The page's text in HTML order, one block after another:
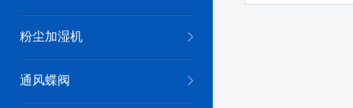
粉尘加湿机
通风蝶阀